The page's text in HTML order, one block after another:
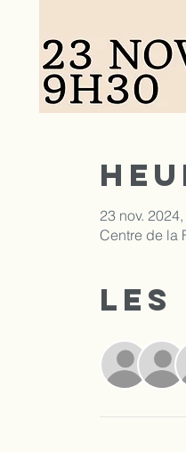
23 nov.
Centre de la